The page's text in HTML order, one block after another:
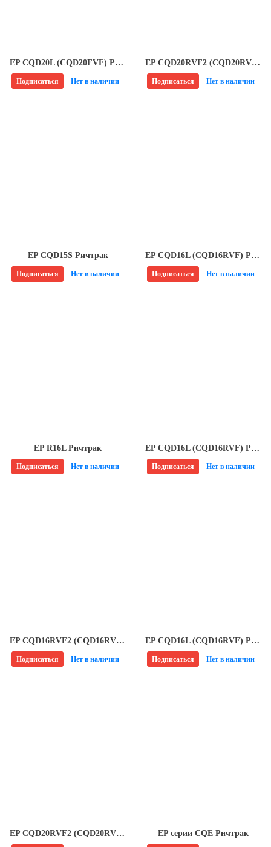
EP CQD20L (CQD20FVF) Ричтрак
Подписаться Нет в наличии
EP CQD20RVF2 (CQD20RV) Ричтрак
Подписаться Нет в наличии
EP CQD15S Ричтрак
Подписаться Нет в наличии
EP CQD16L (CQD16RVF) Ричтрак
Подписаться Нет в наличии
EP R16L Ричтрак
Подписаться Нет в наличии
EP CQD16L (CQD16RVF) Ричтрак
Подписаться Нет в наличии
EP CQD16RVF2 (CQD16RV) Ричтрак
Подписаться Нет в наличии
EP CQD16L (CQD16RVF) Ричтрак
Подписаться Нет в наличии
EP CQD20RVF2 (CQD20RV) Ричтрак EP серии CQE Ричтрак